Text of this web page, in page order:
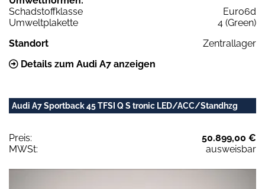
Schadstoffklasse
Euro6d
Umweltplakette
4 (Green)
Standort
Zentrallager
Details zum Audi A7 anzeigen
Audi A7 Sportback 45 TFSI Q S tronic LED/ACC/Standhzg
Preis:
50.899,00 €
MWSt:
ausweisbar